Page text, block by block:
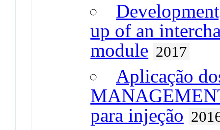
up of an
module 2017
Aplicação
para injeção